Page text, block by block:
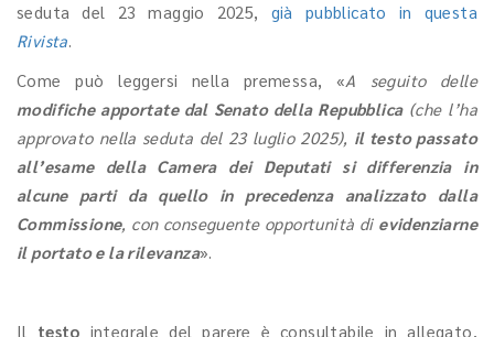
seduta del 23 maggio 2025, già pubblicato in questa
Rivista.
Come può leggersi nella premessa, «A seguito delle
modifiche apportate dal Senato della Repubblica(che l’ha
approvato nella seduta del 23 luglio 2025), il testo passato
all’esame della Camera dei Deputati si differenzia in
alcune parti da quello in precedenza analizzato dalla
Commissione, con conseguente opportunità di evidenziarne
il portato e la rilevanza».
Il testo integrale del parere è consultabile in allegato,